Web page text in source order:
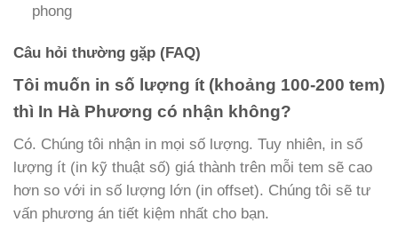
phong
Câu hỏi thường gặp (FAQ)
Tôi muốn in số lượng ít (khoảng 100-200 tem)
thì In Hà Phương có nhận không?
Có. Chúng tôi nhận in mọi số lượng. Tuy nhiên, in số
lượng ít (in kỹ thuật số) giá thành trên mỗi tem sẽ cao
hơn so với in số lượng lớn (in offset). Chúng tôi sẽ tư
vấn phương án tiết kiệm nhất cho bạn.